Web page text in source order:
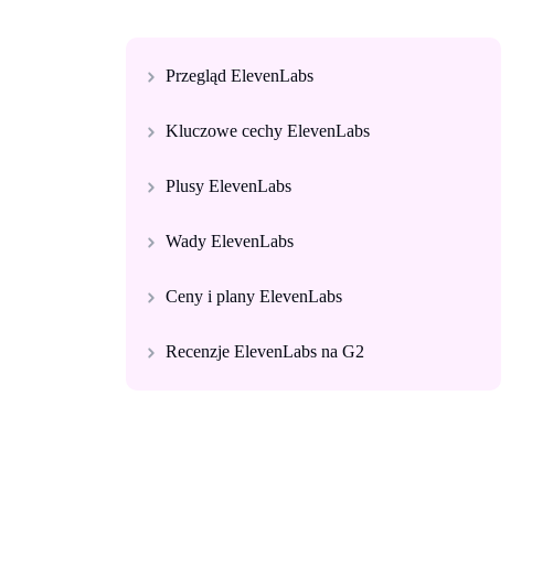
Przegląd ElevenLabs
Kluczowe cechy ElevenLabs
Plusy ElevenLabs
Wady ElevenLabs
Ceny i plany ElevenLabs
Recenzje ElevenLabs na G2